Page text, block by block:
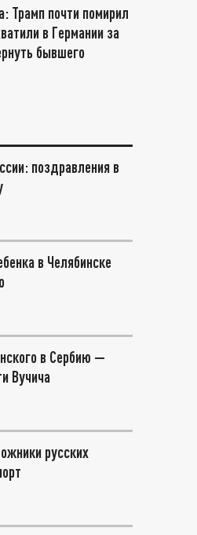
Трамп почти помирил
в Германии за
бывшего
поздравления в
в Челябинске
в Сербию —
Вучича
русских